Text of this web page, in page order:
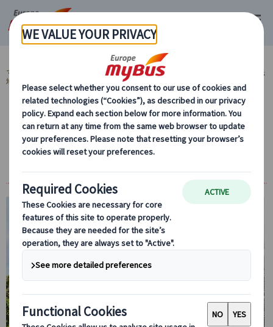
マイバス・ヨーロッパ スペイン (54) バルセロナ (29)
スペイン 人気観光
地 (15)
世界遺産カサ・バトリョまたは カサ・ミラ入
場付き！日本語ガイド同行のプライベートツ